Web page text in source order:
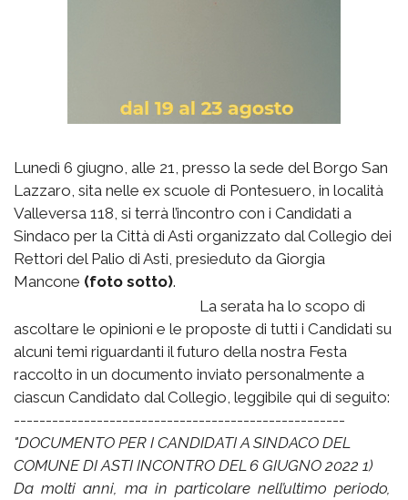
Lunedì 6 giugno, alle 21, presso la sede del Borgo San
Lazzaro, sita nelle ex scuole di Pontesuero, in località
Valleversa 118, si terrà l’incontro con i Candidati a
Sindaco per la Città di Asti organizzato dal Collegio dei
Rettori del Palio di Asti, presieduto da Giorgia
Mancone (foto sotto).
La serata ha lo scopo di
ascoltare le opinioni e le proposte di tutti i Candidati su
alcuni temi riguardanti il futuro della nostra Festa
raccolto in un documento inviato personalmente a
ciascun Candidato dal Collegio, leggibile qui di seguito:
----------------------------------------------------
"DOCUMENTO PER I CANDIDATI A SINDACO DEL
COMUNE DI ASTI INCONTRO DEL 6 GIUGNO 2022 1)
Da molti anni, ma in particolare nell’ultimo periodo,